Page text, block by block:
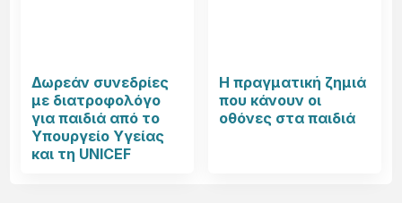
Δωρεάν συνεδρίες
με διατροφολόγο
για παιδιά από το
Υπουργείο Υγείας
και τη UNICEF
Η πραγματική ζημιά
που κάνουν οι
οθόνες στα παιδιά